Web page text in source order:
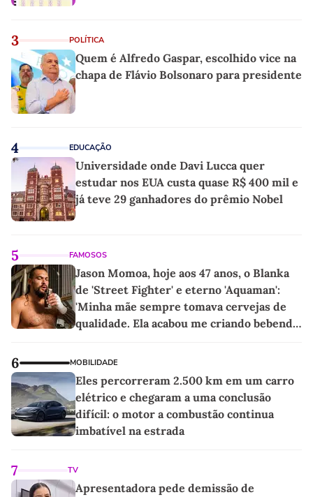
3 POLÍTICA
Quem é Alfredo Gaspar, escolhido vice na
chapa de Flávio Bolsonaro para presidente
4 EDUCAÇÃO
Universidade onde Davi Lucca quer
estudar nos EUA custa quase R$ 400 mil e
já teve 29 ganhadores do prêmio Nobel
5 FAMOSOS
Jason Momoa, hoje aos 47 anos, o Blanka
de 'Street Fighter' e eterno 'Aquaman':
'Minha mãe sempre tomava cervejas de
qualidade. Ela acabou me criando bebendo
6 MOBILIDADE
Eles percorreram 2.500 km em um carro
elétrico e chegaram a uma conclusão
difícil: o motor a combustão continua
imbatível na estrada
7 TV
Apresentadora pede demissão de